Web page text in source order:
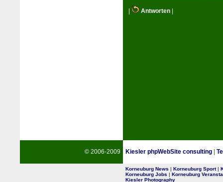
Antworten
© 2006-2009 Kiesler phpWebSite consulting
Korneuburg News | Korneuburg Sport|
Korneuburg Jobs | Korneuburg
Kiesler Photography